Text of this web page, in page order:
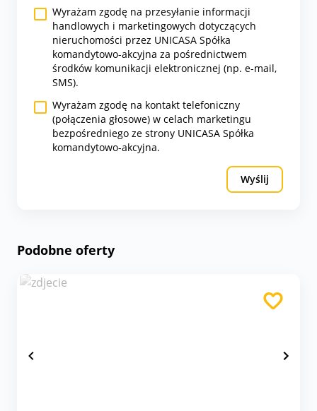
Wyrażam zgodę na przesyłanie informacji
handlowych i marketingowych dotyczących
nieruchomości przez UNICASA Spółka
komandytowo-akcyjna za pośrednictwem
środków komunikacji elektronicznej (np. e-mail,
SMS).
Wyrażam zgodę na kontakt telefoniczny
(połączenia głosowe) w celach marketingu
bezpośredniego ze strony UNICASA Spółka
komandytowo-akcyjna.
Wyślij
Podobne oferty